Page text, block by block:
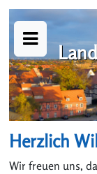
Herzlich
Wir freuen uns,